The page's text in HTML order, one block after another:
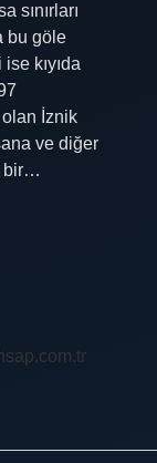
sınırları
bu göle
kıyıda
İznik
ve diğer
bir…